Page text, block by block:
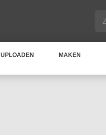
UPLOADEN MAKEN